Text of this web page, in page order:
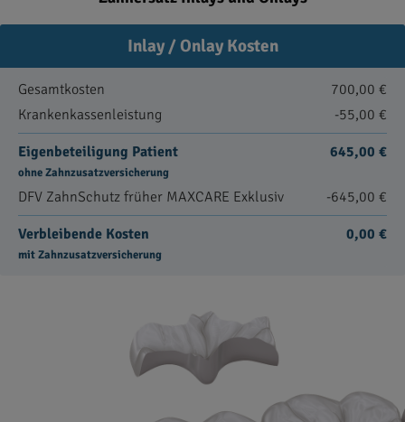
Inlay / Onlay Kosten
Gesamtkosten
700,00 €
Krankenkassenleistung
-55,00 €
Eigenbeteiligung Patient
ohne Zahnzusatzversicherung
645,00 €
DFV ZahnSchutz früher MAXCARE Exklusiv -645,00 €
Verbleibende Kosten
mit Zahnzusatzversicherung
0,00 €